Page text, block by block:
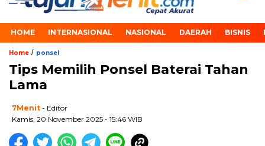
HOME INTERNASIONAL NASIONAL DAERAH BISNIS
Home / ponsel
Tips Memilih Ponsel Baterai Tahan
Lama
7Menit - Editor
Kamis, 20 November 2025 - 15:46 WIB